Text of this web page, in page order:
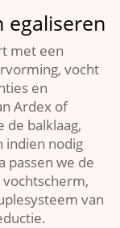
egaliseren
met een
vocht
en
Ardex of
de balklaag,
indien nodig
passen we de
vochtscherm,
van